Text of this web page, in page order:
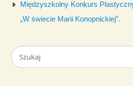
Międzyszkolny Konkurs
„W świecie Marii Konopnickiej”.